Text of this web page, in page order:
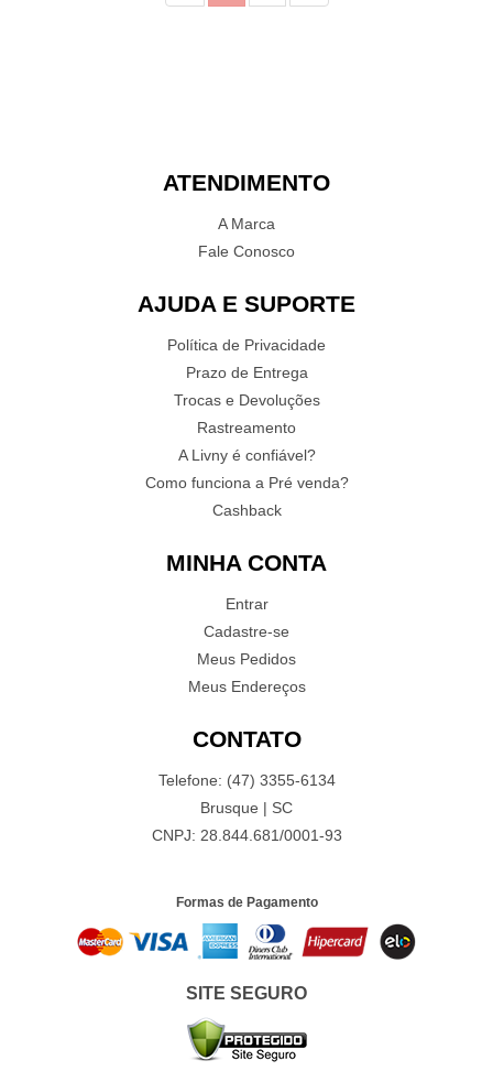
ATENDIMENTO
A Marca
Fale Conosco
AJUDA E SUPORTE
Política de Privacidade
Prazo de Entrega
Trocas e Devoluções
Rastreamento
A Livny é confiável?
Como funciona a Pré venda?
Cashback
MINHA CONTA
Entrar
Cadastre-se
Meus Pedidos
Meus Endereços
CONTATO
Telefone: (47) 3355-6134
Brusque | SC
CNPJ: 28.844.681/0001-93
Formas de Pagamento
SITE SEGURO